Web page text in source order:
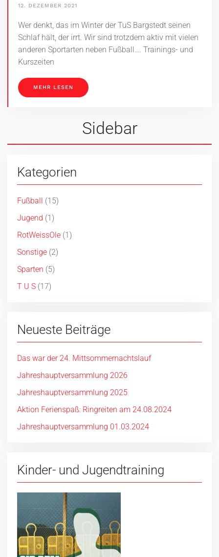
12. DEZEMBER 2021
Wer denkt, das im Winter der TuS Bargstedt seinen
Schlaf hält, der irrt. Wir sind trotzdem aktiv mit vielen
anderen Sportarten neben Fußball…. Trainings- und
Kurszeiten
MEHR LESEN
Sidebar
Kategorien
Fußball (15)
Jugend (1)
RotWeissOle (1)
Sonstige (2)
Sparten (5)
T U S (17)
Neueste Beiträge
Das war der 24. Mittsommernachtslauf
Jahreshauptversammlung 2026
Jahreshauptversammlung 2025
Aktion Ferienspaß: Ringreiten am 24.08.2024
Jahreshauptversammlung 01.03.2024
Kinder- und Jugendtraining